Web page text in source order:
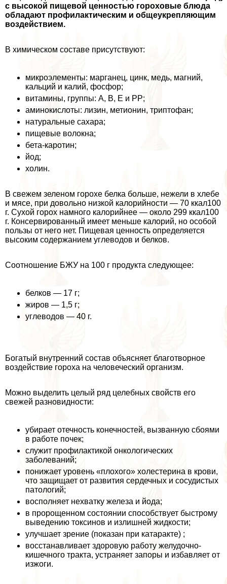
с высокой пищевой ценностью гороховые блюда
обладают профилактическим и общеукрепляющим
воздействием.
В химическом составе присутствуют:
микроэлементы: марганец, цинк, медь, магний,
кальций и калий, фосфор;
витамины, группы: А, В, Е и РР;
аминокислоты: лизин, метионин, триптофан;
натуральные сахара;
пищевые волокна;
бета-каротин;
йод;
холин.
В свежем зеленом горохе белка больше, нежели в хлебе
и мясе, при довольно низкой калорийности — 70 ккал100
г. Сухой горох намного калорийнее — около 299 ккал100
г. Консервированный имеет меньше калорий, но особой
пользы от него нет. Пищевая ценность определяется
высоким содержанием углеводов и белков.
Соотношение БЖУ на 100 г продукта следующее:
белков — 17 г;
жиров — 1,5 г;
углеводов — 40 г.
Богатый внутренний состав объясняет благотворное
воздействие гороха на человеческий организм.
Можно выделить целый ряд целебных свойств его
свежей разновидности:
убирает отечность конечностей, вызванную сбоями
в работе почек;
служит профилактикой oнкoлoгических
заболеваний;
понижает уровень «плохого» холестерина в крови,
что защищает от развития сердечных и сосудистых
патологий;
восполняет нехватку железа и йода;
в пророщенном состоянии способствует быстрому
выведению токсинов и излишней жидкости;
улучшает зрение (показан при катаpaкте) ;
восстанавливает здоровую работу желудочно-
кишечного тpaкта, устраняет запоры и избавляет от
изжоги.